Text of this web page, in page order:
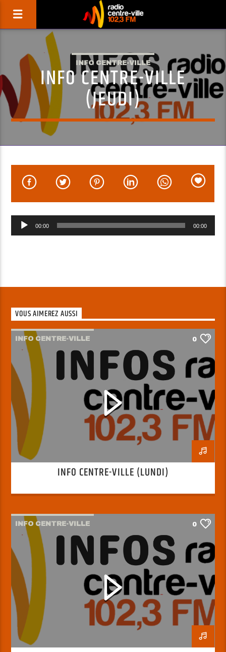
INFO CENTRE-VILLE
INFO CENTRE-VILLE
(JEUDI)
Lecteur
00:00 00:00
VOUS AIMEREZ AUSSI
INFO CENTRE-VILLE 0
INFO CENTRE-VILLE (LUNDI)
INFO CENTRE-VILLE 0